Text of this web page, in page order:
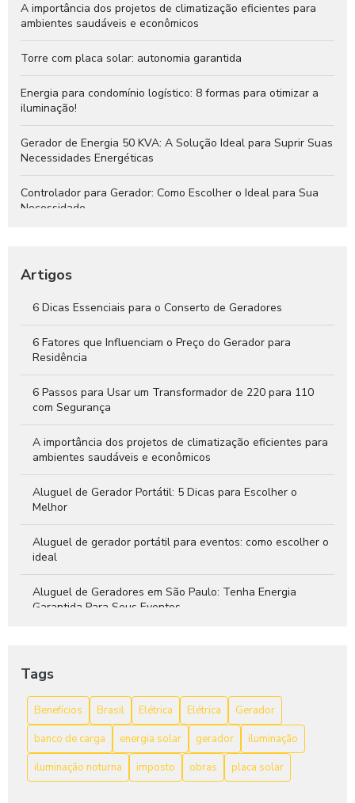
A importância dos projetos de climatização eficientes para
ambientes saudáveis e econômicos
Torre com placa solar: autonomia garantida
Energia para condomínio logístico: 8 formas para otimizar a
iluminação!
Gerador de Energia 50 KVA: A Solução Ideal para Suprir Suas
Necessidades Energéticas
Controlador para Gerador: Como Escolher o Ideal para Sua
Necessidade
Gerador de Energia 30 KVA: A Solução Ideal para Suprir Suas
Necessidades Energéticas
Artigos
6 Dicas Essenciais para o Conserto de Geradores
6 Fatores que Influenciam o Preço do Gerador para
Residência
6 Passos para Usar um Transformador de 220 para 110
com Segurança
A importância dos projetos de climatização eficientes para
ambientes saudáveis e econômicos
Aluguel de Gerador Portátil: 5 Dicas para Escolher o
Melhor
Aluguel de gerador portátil para eventos: como escolher o
ideal
Aluguel de Geradores em São Paulo: Tenha Energia
Garantida Para Seus Eventos
Avr Gerador: Aumente a Performance do Seu Equipamento
avr gerador: O que você precisa saber
Bateria para gerador: 7 Dicas para Escolher a Ideal
Bateria para gerador: como escolher a melhor opção para
Tags
Benefícios Brasil Elétrica Elétrica
Gerador
banco de carga
energia solar gerador
iluminação
iluminação noturna
imposto obras placa solar